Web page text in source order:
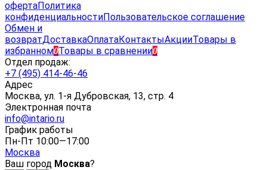
офертаПолитика
конфиденциальностиПользовательское соглашение
Обмен и
возвратДоставкаОплатаКонтактыАкцииТовары в
избранном0Товары в сравнении0
Отдел продаж:
+7 (495) 414-46-46
Адрес
Москва, ул. 1-я Дубровская, 13, стр. 4
Электронная почта
info@intario.ru
График работы
Пн-Пт 10:00—17:00
Москва
Ваш город Москва?